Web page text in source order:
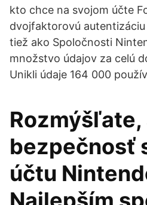
kto chce na svojom účte
dvojfaktorovú autentizáciu
tiež ako Spoločnosti
množstvo údajov za celú
Unikli údaje 164 000
bezpečnosť
účtu